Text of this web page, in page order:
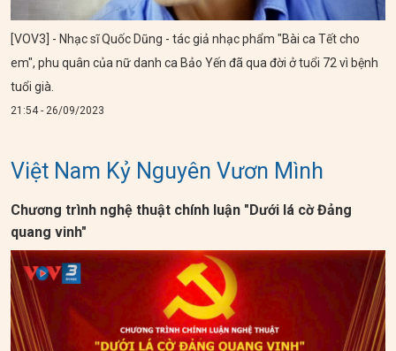
[VOV3] - Nhạc sĩ Quốc Dũng - tác giả nhạc phẩm "Bài ca Tết cho
em", phu quân của nữ danh ca Bảo Yến đã qua đời ở tuổi 72 vì bệnh
tuổi già.
21:54 - 26/09/2023
Việt Nam Kỷ Nguyên Vươn Mình
Chương trình nghệ thuật chính luận "Dưới lá cờ Đảng
quang vinh"